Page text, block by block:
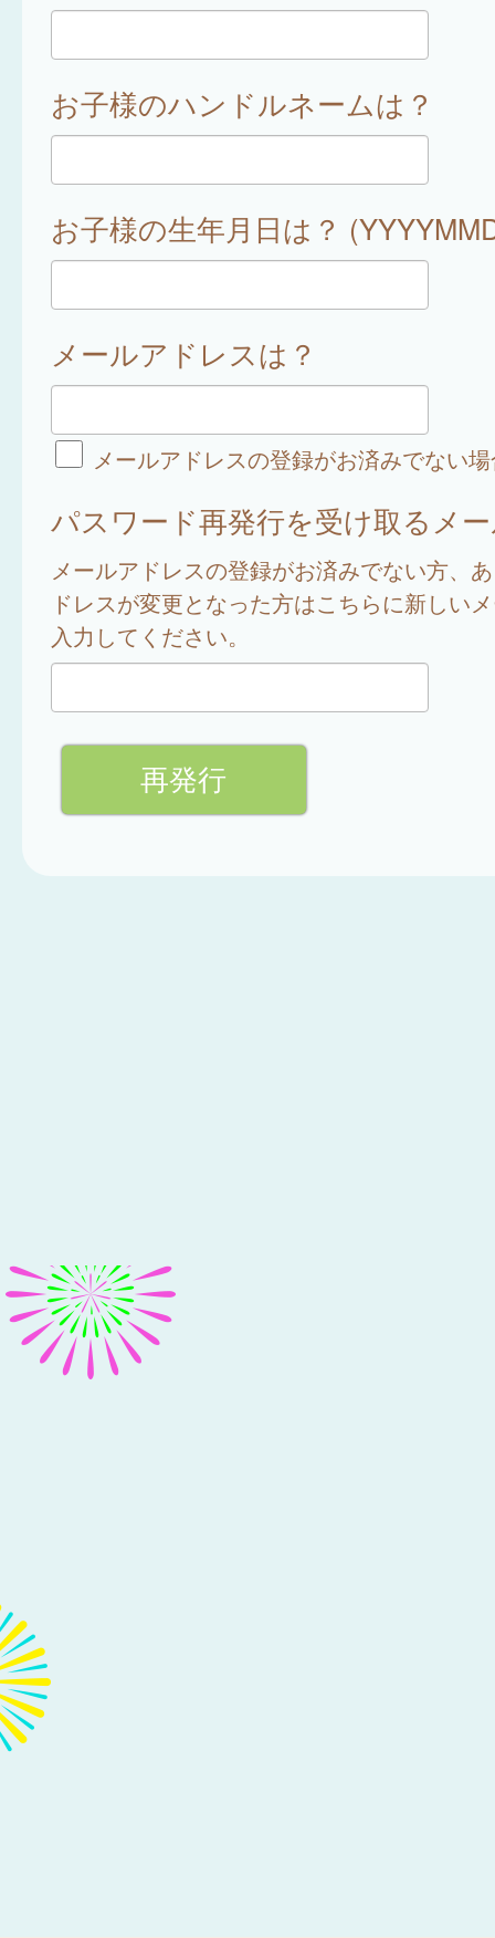
お子様のハンドルネームは？
お子様の生年月日は？
メールアドレスは？
メールアドレスの登録がお済みでない
パスワード再発行を受け取るメ
メールアドレスの登録がお済みでない方、
ドレスが変更となった方はこちらに新しい
入力してください。